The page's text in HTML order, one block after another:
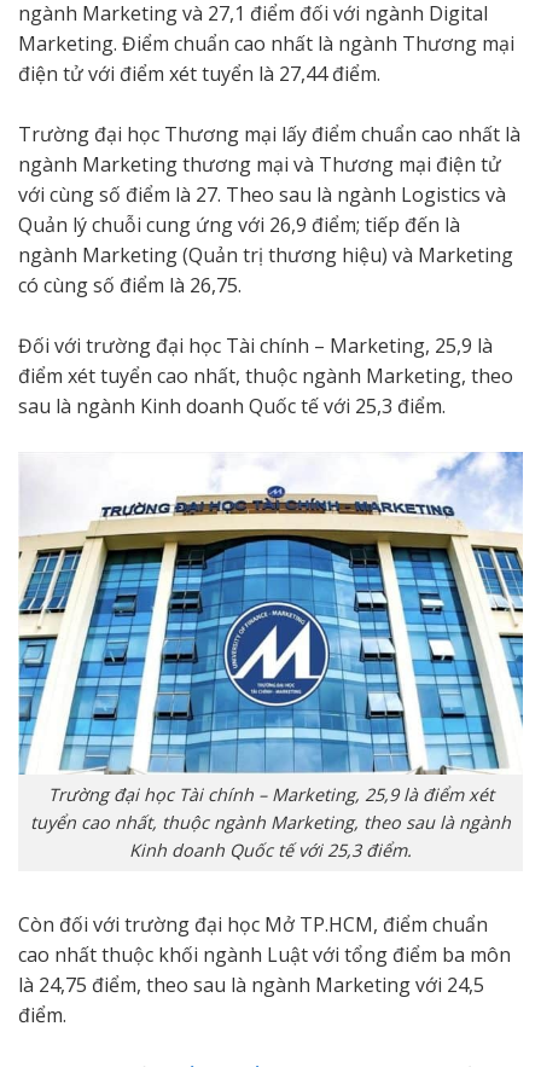
ngành Marketing và 27,1 điểm đối với ngành Digital
Marketing. Điểm chuẩn cao nhất là ngành Thương mại
điện tử với điểm xét tuyển là 27,44 điểm.
Trường đại học Thương mại lấy điểm chuẩn cao nhất là
ngành Marketing thương mại và Thương mại điện tử
với cùng số điểm là 27. Theo sau là ngành Logistics và
Quản lý chuỗi cung ứng với 26,9 điểm; tiếp đến là
ngành Marketing (Quản trị thương hiệu) và Marketing
có cùng số điểm là 26,75.
Đối với trường đại học Tài chính – Marketing, 25,9 là
điểm xét tuyển cao nhất, thuộc ngành Marketing, theo
sau là ngành Kinh doanh Quốc tế với 25,3 điểm.
Trường đại học Tài chính – Marketing, 25,9 là điểm xét
tuyển cao nhất, thuộc ngành Marketing, theo sau là ngành
Kinh doanh Quốc tế với 25,3 điểm.
Còn đối với trường đại học Mở TP.HCM, điểm chuẩn
cao nhất thuộc khối ngành Luật với tổng điểm ba môn
là 24,75 điểm, theo sau là ngành Marketing với 24,5
điểm.